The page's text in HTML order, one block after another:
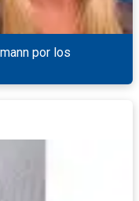
por los